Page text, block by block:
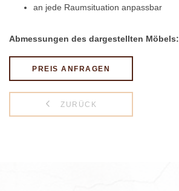
an jede Raumsituation anpassbar
Abmessungen des dargestellten Möbels:
PREIS ANFRAGEN
ZURÜCK